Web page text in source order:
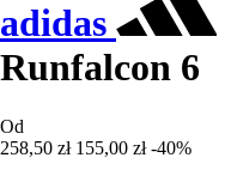
adidas
Runfalcon 6
Od
258,50 zł 155,00 zł -40%